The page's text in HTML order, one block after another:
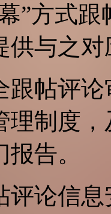
幕”方式
供与之
跟帖评
理制度
告。
评论信